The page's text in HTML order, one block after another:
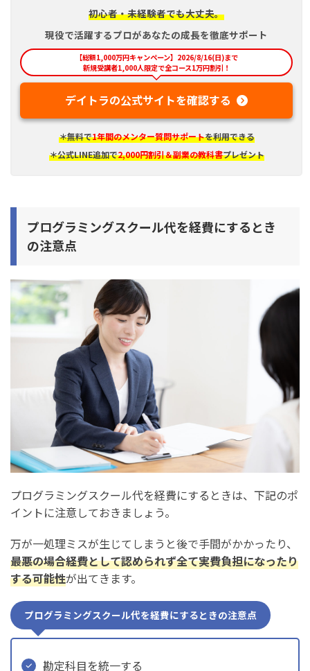
初心者・未経験者でも大丈夫。
現役で活躍するプロがあなたの成長を徹底サポート
【総額1,000万円キャンペーン】2026/8/16(日)まで
新規受講者1,000人限定で全コース1万円割引！
デイトラの公式サイトを確認する
＊無料で1年間のメンター質問サポートを利用できる
＊公式LINE追加で2,000円割引＆副業の教科書プレゼント
プログラミングスクール代を経費にするとき
の注意点
プログラミングスクール代を経費にするときは、下記のポ
イントに注意しておきましょう。
万が一処理ミスが生じてしまうと後で手間がかかったり、
最悪の場合経費として認められず全て実費負担になったり
する可能性が出てきます。
プログラミングスクール代を経費にするときの注意点
勘定科目を統一する